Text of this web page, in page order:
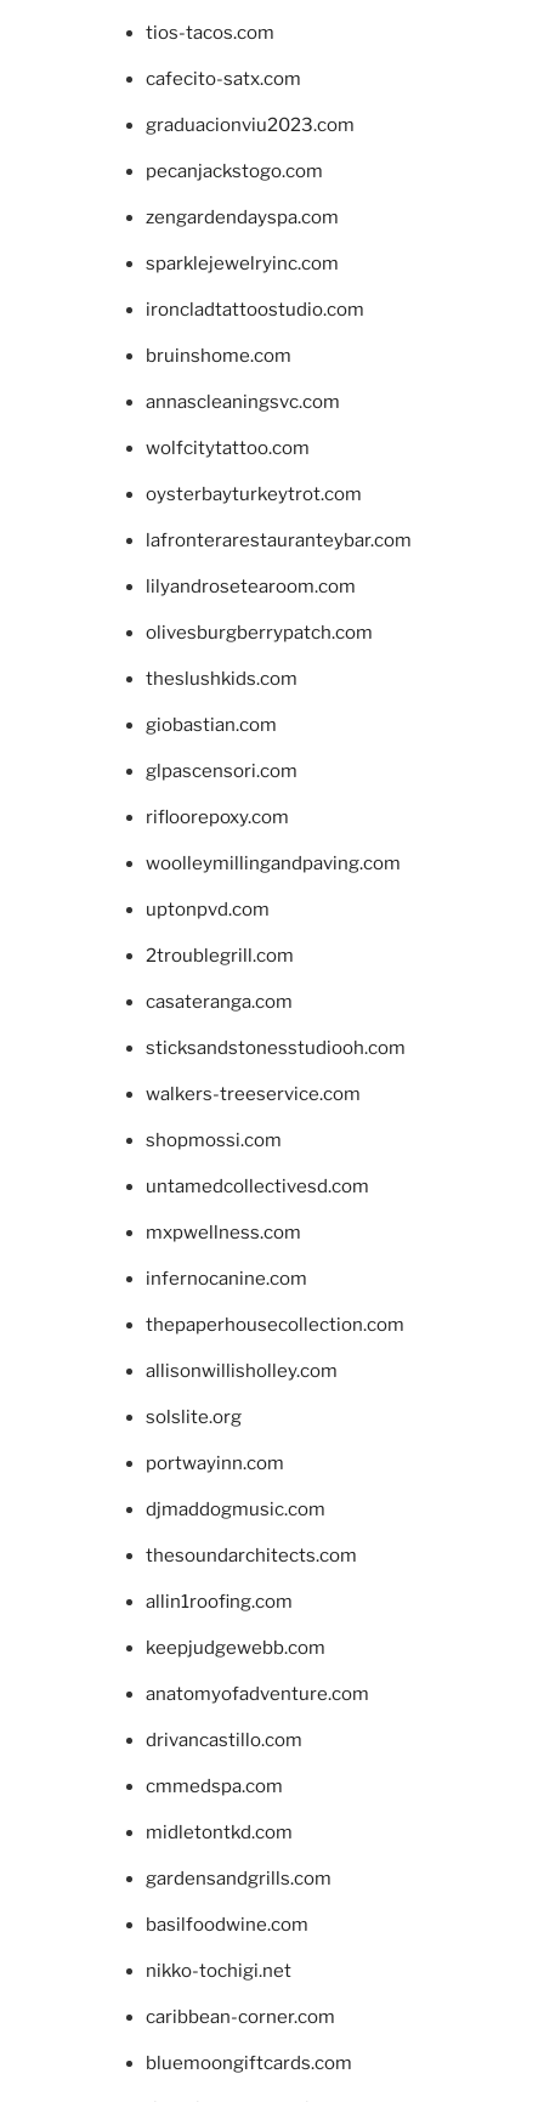
tios-tacos.com
cafecito-satx.com
graduacionviu2023.com
pecanjackstogo.com
zengardendayspa.com
sparklejewelryinc.com
ironcladtattoostudio.com
bruinshome.com
annascleaningsvc.com
wolfcitytattoo.com
oysterbayturkeytrot.com
lafronterarestauranteybar.com
lilyandrosetearoom.com
olivesburgberrypatch.com
theslushkids.com
giobastian.com
glpascensori.com
rifloorepoxy.com
woolleymillingandpaving.com
uptonpvd.com
2troublegrill.com
casateranga.com
sticksandstonesstudiooh.com
walkers-treeservice.com
shopmossi.com
untamedcollectivesd.com
mxpwellness.com
infernocanine.com
thepaperhousecollection.com
allisonwillisholley.com
solslite.org
portwayinn.com
djmaddogmusic.com
thesoundarchitects.com
allin1roofing.com
keepjudgewebb.com
anatomyofadventure.com
drivancastillo.com
cmmedspa.com
midletontkd.com
gardensandgrills.com
basilfoodwine.com
nikko-tochigi.net
caribbean-corner.com
bluemoongiftcards.com